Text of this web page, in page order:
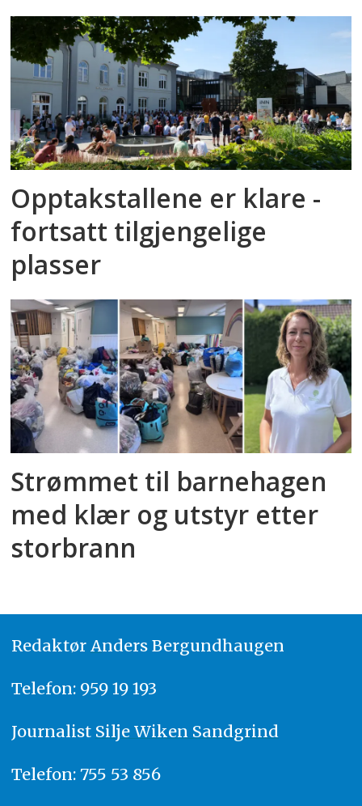
Opptakstallene er klare -
fortsatt tilgjengelige
plasser
Strømmet til barnehagen
med klær og utstyr etter
storbrann
Redaktør Anders Bergundhaugen
Telefon: 959 19 193
Journalist Silje Wiken Sandgrind
Telefon: 755 53 856